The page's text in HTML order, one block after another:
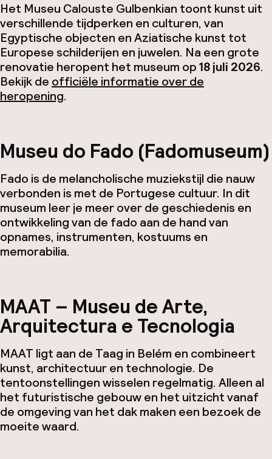
Het Museu Calouste Gulbenkian toont kunst uit
verschillende tijdperken en culturen, van
Egyptische objecten en Aziatische kunst tot
Europese schilderijen en juwelen. Na een grote
renovatie heropent het museum op18 juli 2026.
Bekijk de officiële informatie over de
heropening.
Museu do Fado (Fadomuseum)
Fado is de melancholische muziekstijl die nauw
verbonden is met de Portugese cultuur. In dit
museum leer je meer over de geschiedenis en
ontwikkeling van de fado aan de hand van
opnames, instrumenten, kostuums en
memorabilia.
MAAT – Museu de Arte,
Arquitectura e Tecnologia
MAAT ligt aan de Taag in Belém en combineert
kunst, architectuur en technologie. De
tentoonstellingen wisselen regelmatig. Alleen al
het futuristische gebouw en het uitzicht vanaf
de omgeving van het dak maken een bezoek de
moeite waard.